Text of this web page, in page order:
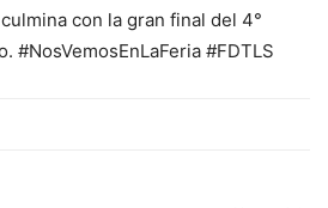
con la gran final del 4°
#NosVemosEnLaFeria #FDTLS